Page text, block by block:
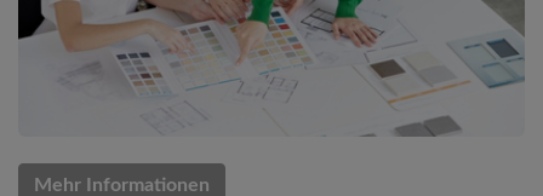
Mehr Informationen